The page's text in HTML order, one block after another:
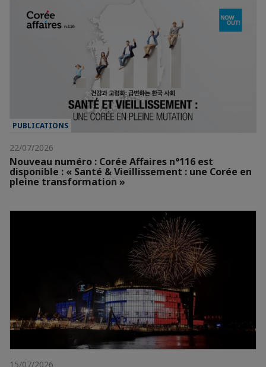
PUBLICATIONS
22/07/2026
Nouveau numéro : Corée Affaires n°116 est
disponible : « Santé & Vieillissement : une Corée en
pleine transformation »
15/07/2026